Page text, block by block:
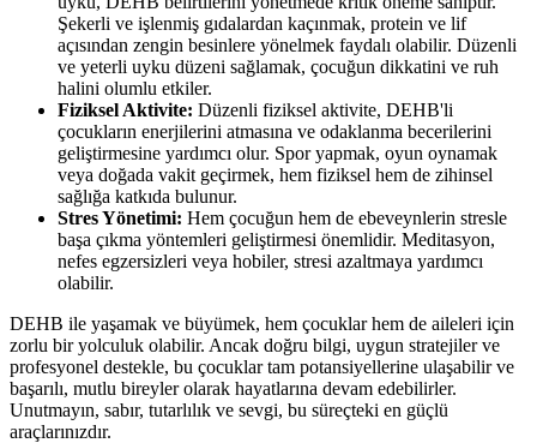
Şekerli ve işlenmiş gıdalardan kaçınmak, protein ve lif
açısından zengin besinlere yönelmek faydalı olabilir. Düzenli
ve yeterli uyku düzeni sağlamak, çocuğun dikkatini ve ruh
halini olumlu etkiler.
Fiziksel Aktivite: Düzenli fiziksel aktivite, DEHB'li
çocukların enerjilerini atmasına ve odaklanma becerilerini
geliştirmesine yardımcı olur. Spor yapmak, oyun oynamak
veya doğada vakit geçirmek, hem fiziksel hem de zihinsel
sağlığa katkıda bulunur.
Stres Yönetimi: Hem çocuğun hem de ebeveynlerin stresle
başa çıkma yöntemleri geliştirmesi önemlidir. Meditasyon,
nefes egzersizleri veya hobiler, stresi azaltmaya yardımcı
olabilir.
DEHB ile yaşamak ve büyümek, hem çocuklar hem de aileleri için
zorlu bir yolculuk olabilir. Ancak doğru bilgi, uygun stratejiler ve
profesyonel destekle, bu çocuklar tam potansiyellerine ulaşabilir ve
başarılı, mutlu bireyler olarak hayatlarına devam edebilirler.
Unutmayın, sabır, tutarlılık ve sevgi, bu süreçteki en güçlü
araçlarınızdır.